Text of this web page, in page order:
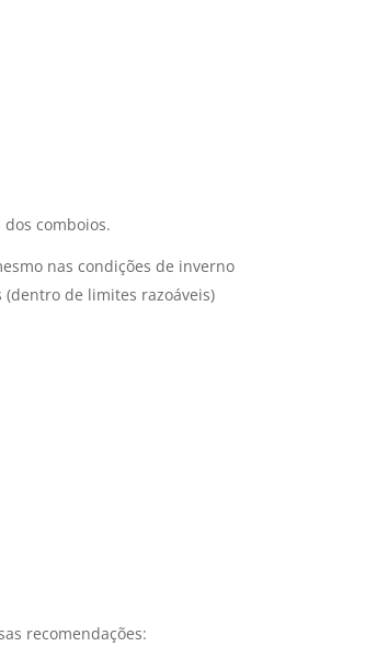
comboios.
nas condições de inverno
(dentro de limites razoáveis)
recomendações: